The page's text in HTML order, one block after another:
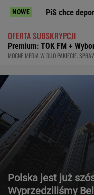
NOWE
PiS chce deportować
OFERTA SUBSKRYPCJI
Premium: TOK FM +
MOCNE MEDIA W DUO PAKIECIE.
Polska jest już
Wyprzedziliśmy